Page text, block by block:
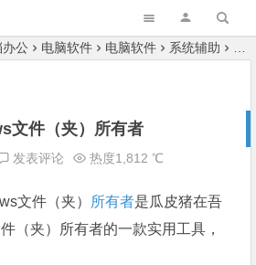
办公 电脑软件 电脑软件 系统辅助
文件（夹）所有者
发表评论 热度1,812 ℃
文件（夹） 所有者是瓜皮猪在吾
（夹）所有者的一款实用工具，